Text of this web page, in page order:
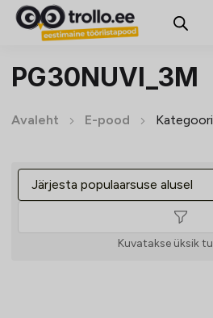
PG30NUVI_3M
Avaleht E-pood
Kuvatakse üksik